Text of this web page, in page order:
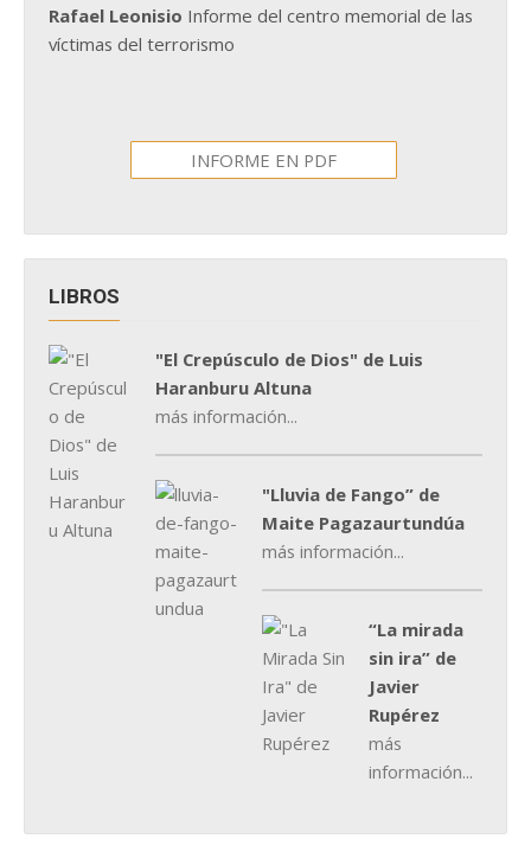
Rafael Leonisio Informe del centro memorial de las
víctimas del terrorismo
INFORME EN PDF
LIBROS
"El Crepúsculo de Dios" de Luis
Haranburu Altuna
más información...
"Lluvia de Fango” de
Maite Pagazaurtundúa
más información...
“La mirada
sin ira” de
Javier
Rupérez
más
información...